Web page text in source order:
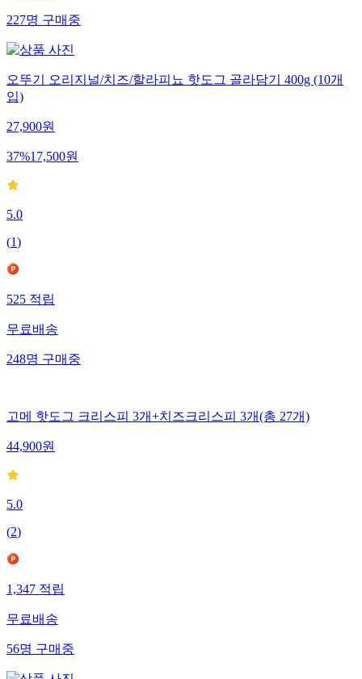
227명 구매중
오뚜기 오리지널/치즈/할라피뇨 핫도그 골라담기 400g (10개
입)
27,900원
37%17,500원
5.0
(1)
525 적립
무료배송
248명 구매중
고메 핫도그 크리스피 3개+치즈크리스피 3개(총 27개)
44,900원
5.0
(2)
1,347적립
무료배송
56명구매중